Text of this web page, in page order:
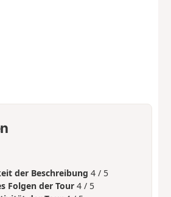
der Beschreibung 4 / 5
Folgen der Tour 4 / 5